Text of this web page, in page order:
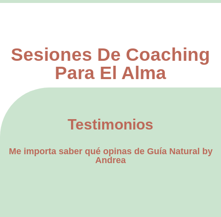
Sesiones De Coaching
Para El Alma
Testimonios
Me importa saber qué opinas de Guía Natural by
Andrea